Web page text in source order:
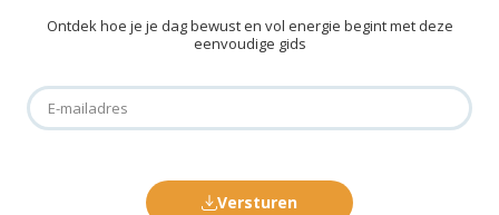
✦ SCHRIJF JE IN VOOR DE NIEUWSBRIEF! ✦
Gerelateerde slaapblogs
Ontdek hoe je je dag bewust en vol energie begint met deze
eenvoudige gids
Versturen